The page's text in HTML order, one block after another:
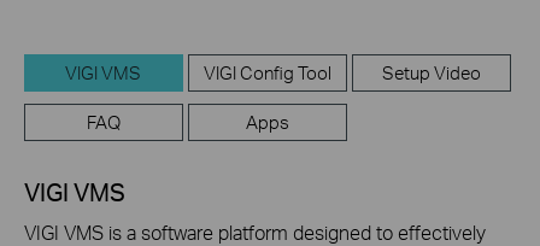
VIGI VMS VIGI Config Tool Setup Video
FAQ Apps
VIGI VMS
VIGI VMS is a software platform designed to effectively